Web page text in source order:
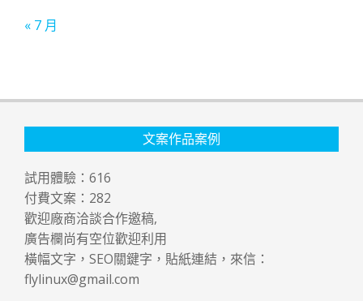
« 7 月
文案作品案例
試用體驗： 616
付費文案： 282
歡迎廠商洽談合作邀稿,
廣告欄尚有空位歡迎利用
橫幅文字，SEO關鍵字，貼紙連結，來信：
flylinux@gmail.com